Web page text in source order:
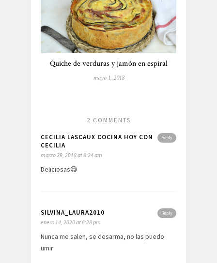
Quiche de verduras y jamón en espiral
mayo 1, 2018
2 COMMENTS
Reply
CECILIA LASCAUX COCINA HOY CON
CECILIA
marzo 29, 2018 at 8:24 am
Deliciosas😋
Reply
SILVINA_LAURA2010
enero 14, 2020 at 6:28 pm
Nunca me salen, se desarma, no las puedo
umir